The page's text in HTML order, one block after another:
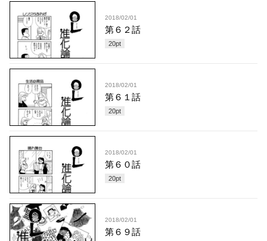
2018/02/01
第６２話
20pt
2018/02/01
第６１話
20pt
2018/02/01
第６０話
20pt
2018/02/01
第６９話